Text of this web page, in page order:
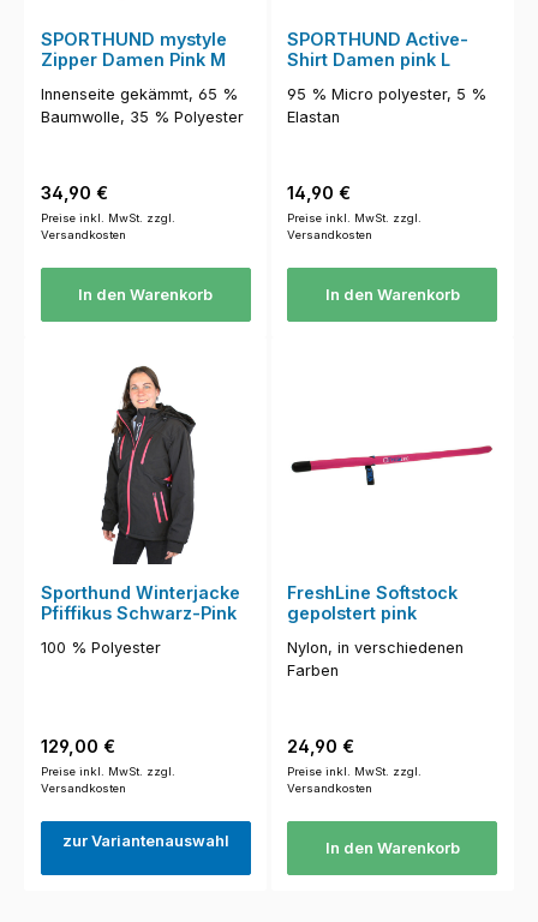
SPORTHUND mystyle
Zipper Damen Pink M
Innenseite gekämmt, 65 %
Baumwolle, 35 % Polyester
Regulärer Preis:
34,90 €
Preise inkl. MwSt. zzgl.
Versandkosten
In den Warenkorb
SPORTHUND Active-
Shirt Damen pink L
95 % Micro polyester, 5 %
Elastan
Regulärer Preis:
14,90 €
Preise inkl. MwSt. zzgl.
Versandkosten
In den Warenkorb
Sporthund Winterjacke
Pfiffikus Schwarz-Pink
100 % Polyester
Regulärer Preis:
129,00 €
Preise inkl. MwSt. zzgl.
Versandkosten
zur Variantenauswahl
FreshLine Softstock
gepolstert pink
Nylon, in verschiedenen
Farben
Regulärer Preis:
24,90 €
Preise inkl. MwSt. zzgl.
Versandkosten
In den Warenkorb